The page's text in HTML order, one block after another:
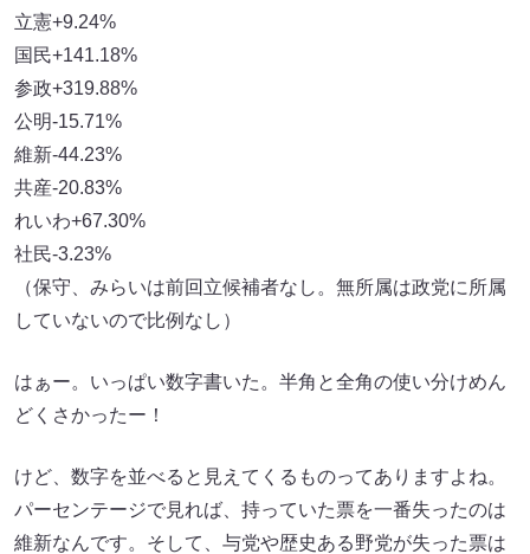
立憲+9.24%
国民+141.18%
参政+319.88%
公明-15.71%
維新-44.23%
共産-20.83%
れいわ+67.30%
社民-3.23%
（保守、みらいは前回立候補者なし。無所属は政党に所属
していないので比例なし）
はぁー。いっぱい数字書いた。半角と全角の使い分けめん
どくさかったー！
けど、数字を並べると見えてくるものってありますよね。
パーセンテージで見れば、持っていた票を一番失ったのは
維新なんです。そして、与党や歴史ある野党が失った票は